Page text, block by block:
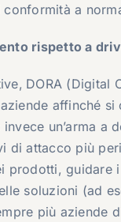
a
rispetto a dr
DORA (Digital
affinché
invece un’arma
di attacco più
prodotti,
soluzioni (ad
più aziende